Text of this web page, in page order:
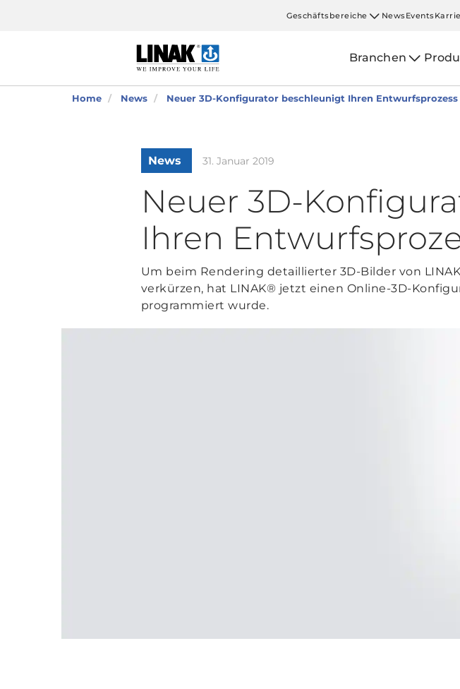
Geschäftsbereiche NewsEvents
Branchen
Home News Neuer 3D-Konfigurator beschleunigt Ihren Entwurfsprozess
News 31. Januar 2019
Neuer 3D-
Ihren
Um beim Rendering detaillierter 3D-Bilder von
verkürzen, hat LINAK® jetzt einen Online-3D-
programmiert wurde.